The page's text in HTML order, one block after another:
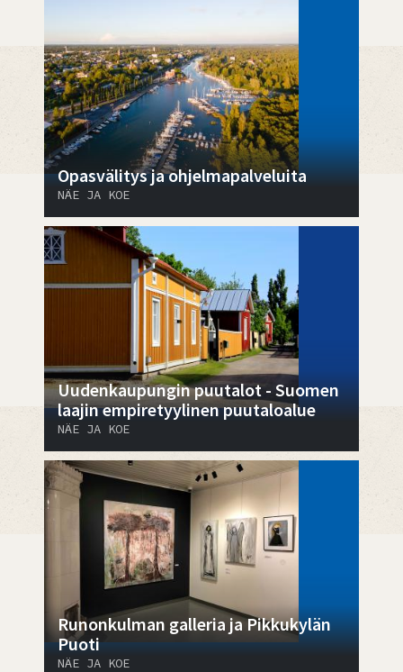
Opasvälitys ja ohjelmapalveluita
NÄE JA KOE
Uudenkaupungin puutalot - Suomen
laajin empiretyylinen puutaloalue
NÄE JA KOE
Runonkulman galleria ja Pikkukylän
Puoti
NÄE JA KOE